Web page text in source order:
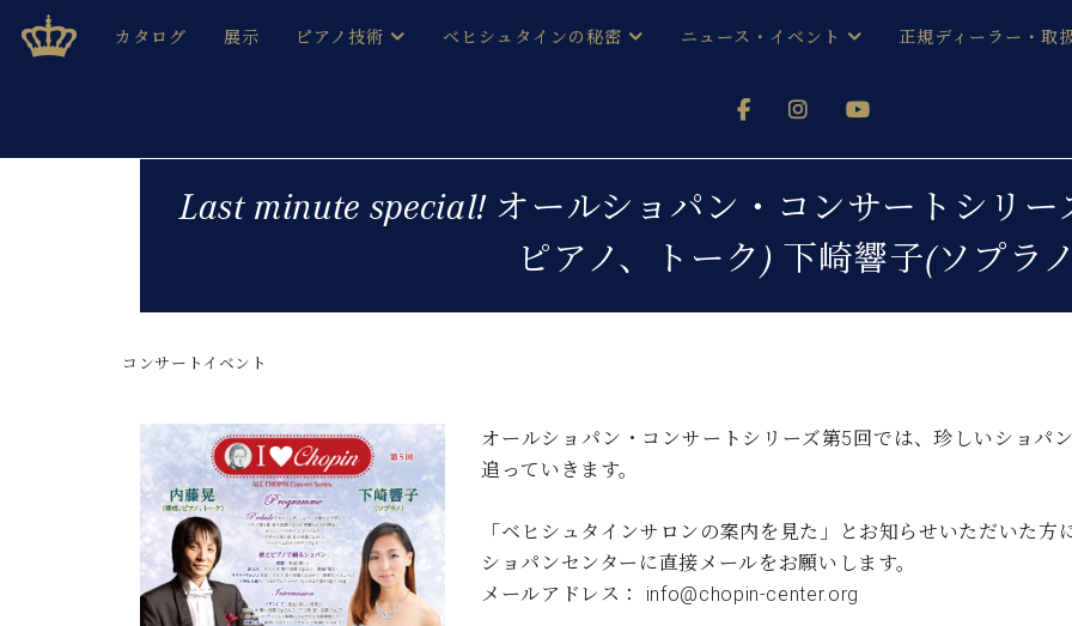
ベヒシュタインジャパン公式サイト
BECHSTEIN JAPAN Official Site
カタログ
/C.ベヒシュタイン レジデンス
C.ベヒシュタイン コンサート
グランドピアノ
C.ベヒシュタイン コンサート
展示 ピアノ技術
音色とタッチ
ベヒシュタイン・ジャパンの取り組
ベヒシュタインの秘密
音楽家達の声
ベヒシュタインの音色
ベヒシュタイン・シューレ
納入実績 音楽教室
ニュース・イベント
メルマガ会員登録ご案内
(入荷情報等)
プレスリリース
コンサート
代理店主催イベント
正規ディーラー・取
ベヒシュタイン・シューレ音楽教室
ベヒシュタイン・セントラム 東京
ホール・スタジオレンタル
ホール・スタジオ空き状況
動画収録サービス
ピアノのコンシェルジュ
セントラム東京のご案内(PDF)
お問い合わせ
展示情報【ユーロピアノ特選
お問い合わせ
Last minute special! オールショパン・コンサートシリー
ピアノ、トーク) 下崎響子(ソプラ
コンサートイベント
オールショパン・コンサートシリーズ第5回では、珍しいショパ
追っていきます。
「ベヒシュタインサロンの案内を見た」とお知らせいただいた方
ショパンセンターに直接メールをお願いします。
メールアドレス： info@chopin-center.org